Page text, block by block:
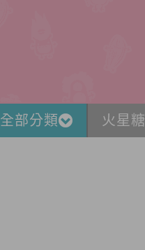
全部分類 火星糖